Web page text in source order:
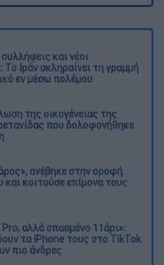
και νέοι
Το Ιράν σκληραίνει τη γραμμή
εν μέσω πολέμου
της οικογένειας της
που δολοφονήθηκε
ανέβηκε στην οροφή
και κοιτούσε επίμονα τους
Pro, αλλά σπασμένο 11άρι»:
τα iPhone τους στο TikTok
πιο άνδρες